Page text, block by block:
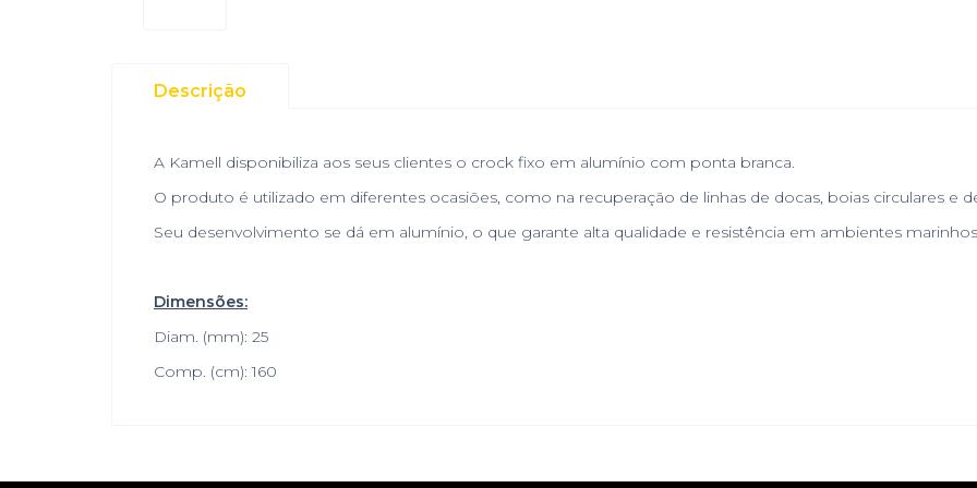
Descrição
A Kamell disponibiliza aos seus clientes o crock fixo em alumínio com ponta branca.
O produto é utilizado em diferentes ocasiões, como na recuperação de linhas de docas, boias circulares e
Seu desenvolvimento se dá em alumínio, o que garante alta qualidade e resistência em ambientes
Dimensões:
Diam. (mm): 25
Comp. (cm): 160